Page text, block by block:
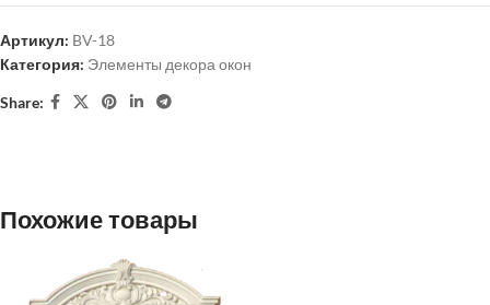
Артикул: BV-18
Категория: Элементы декора окон
Share:
Похожие товары